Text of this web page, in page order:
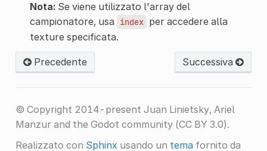
Nota:Se viene utilizzato l'array del
campionatore, usa
index per accedere alla
texture specificata.
Precedente Successiva
© Copyright 2014-present Juan Linietsky, Ariel
Manzur and the Godot community (CC BY 3.0).
Realizzato con Sphinx usando un temafornito da